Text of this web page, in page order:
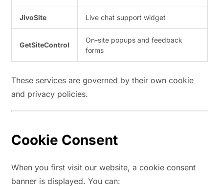
JivoSite Live chat support widget
GetSiteControl
On-site popups and feedback
forms
These services are governed by their own cookie
and privacy policies.
Cookie Consent
When you first visit our website, a cookie consent
banner is displayed. You can: